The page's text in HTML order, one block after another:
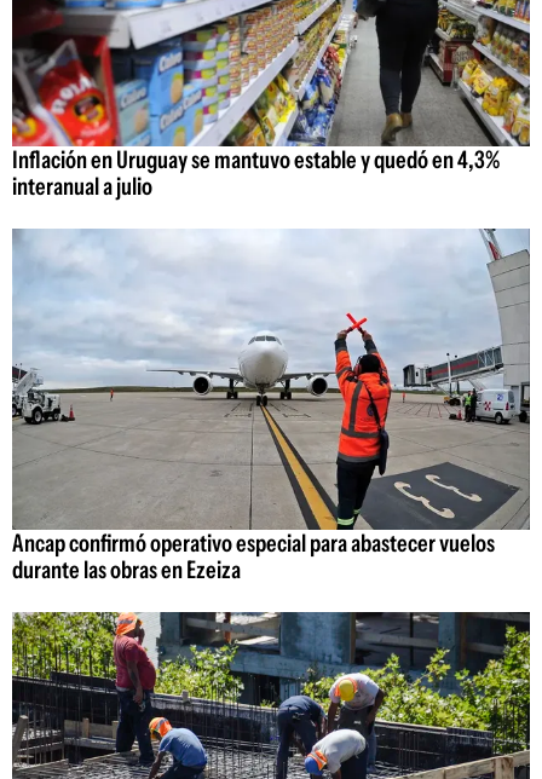
Inflación en Uruguay se mantuvo estable y quedó en 4,3%
interanual a julio
Ancap confirmó operativo especial para abastecer vuelos
durante las obras en Ezeiza